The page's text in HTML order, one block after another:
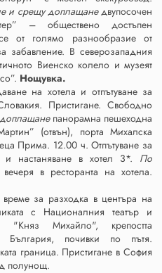
и срещу доплащанедвупосочен
– обществено достъпен
от голямо разнообразие от
забавление. В северозападния
Виенско колело и музеят
Нощувка.
на хотела и отпътуване за
Пристигане. Свободно
панорамна пешеходна
(отвън), порта Михалска
Прима. 12.00 ч. Отпътуване за
и настаняване в хотел 3*. По
в ресторанта на хотела.
за разходка в центъра на
с Националния театър и
Михайло", крепостта
България, почивки по пътя.
граница. Пристигане в София
полунощ.